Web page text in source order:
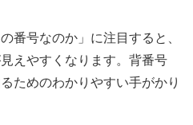
番号なのか」に注目すると、
えやすくなります。背番号
ためのわかりやすい手がかり